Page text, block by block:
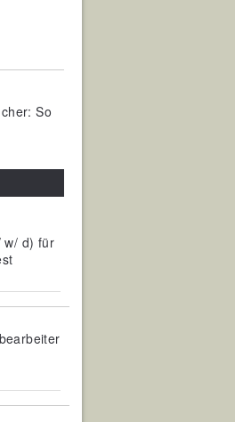
So
w/ d) für